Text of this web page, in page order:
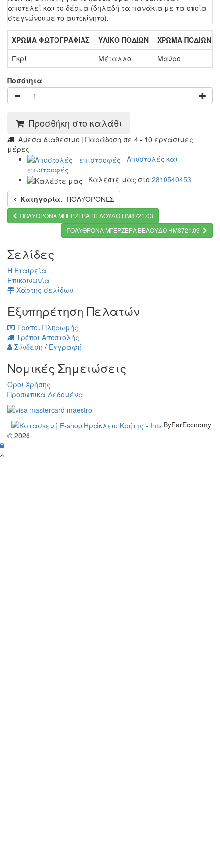
αποτελεί και το δέρμα (δηλαδή τα πανάκια με τα οποία
στεγνώνουμε το αυτοκίνητο).
ΧΡΩΜΑ ΦΩΤΟΓΡΑΦΙΑΣ ΥΛΙΚΟ ΠΟΔΙΩΝ
ΧΡΩΜΑ ΠΟΔΙΩΝ
Γκρί
Μέταλλο Μαύρο
Ποσότητα
Προσθήκη στο καλάθι
Άμεσα διαθέσιμο | Παράδοση σε 4 - 10 εργάσιμες
μέρες
Αποστολές και
επιστροφές
Καλέστε μας στο 2810540453
Κατηγορία: ΠΟΛΥΘΡΟΝΕΣ
ΠΟΛΥΘΡΟΝΑ ΜΠΕΡΖΕΡΑ ΒΕΛΟΥΔΟ HM8721.03
ΠΟΛΥΘΡΟΝΑ ΜΠΕΡΖΕΡΑ ΒΕΛΟΥΔΟ HM8721.09
Σελίδες
Η Εταιρεία
Επικοινωνία
Χάρτης σελίδων
Εξυπηρέτηση Πελατών
Τρόποι Πληρωμής
Τρόποι Αποστολής
Σύνδεση / Εγγραφή
Νομικές Σημειώσεις
Όροι Χρήσης
Προσωπικά Δεδομένα
ByFarEconomy
© 2026